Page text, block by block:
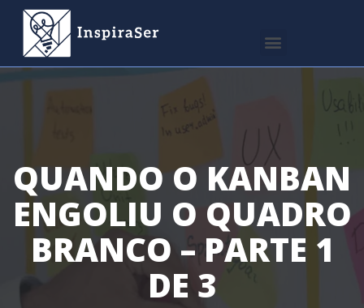
QUANDO O KANBAN
ENGOLIU O QUADRO
BRANCO – PARTE 1
DE 3